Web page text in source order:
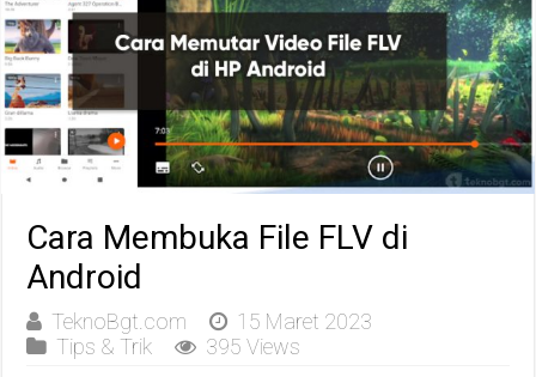
Cara Membuka File FLV di
Android
TeknoBgt.com
15 Maret 2023
Tips & Trik
395 Views